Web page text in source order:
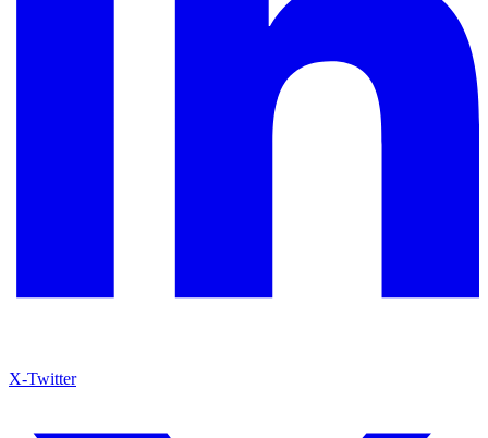
X-Twitter